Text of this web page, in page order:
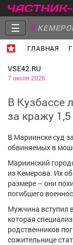
☰
ГЛАВНАЯ
Объявления
Работа
Афиша
VSE42.RU
7 июля 2026
В Кузбассе
за кражу
В Мариинске суд
обвиняемых в
Мариинский
из Кемерова. Их
размере – они
погибшего
Мужчина вступил
которая
родственников
сожительнице